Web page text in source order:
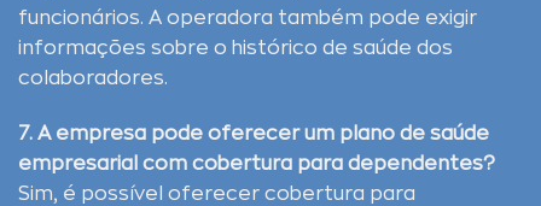
funcionários. A operadora também pode exigir
informações sobre o histórico de saúde dos
colaboradores.
7. A empresa pode oferecer um plano de saúde
empresarial com cobertura para dependentes?
Sim, é possível oferecer cobertura para